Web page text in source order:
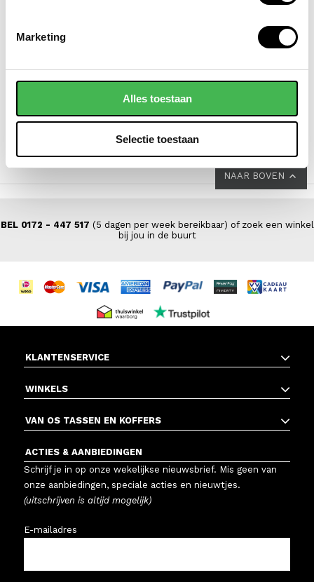
Marketing
Alles toestaan
Selectie toestaan
schoudertas / handtas
isabella
grote schoudertas /
saffiano nora
NAAR BOVEN
BEL 0172 - 447 517 (5 dagen per week bereikbaar) of zoek een winkel
bij jou in de buurt
KLANTENSERVICE
WINKELS
VAN OS TASSEN EN KOFFERS
ACTIES & AANBIEDINGEN
Schrijf je in op onze wekelijkse nieuwsbrief. Mis geen van
onze aanbiedingen, speciale acties en nieuwtjes.
(uitschrijven is altijd mogelijk)
E-mailadres